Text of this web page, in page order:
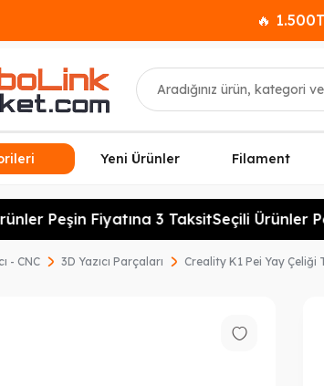
🔥
Ara
Yeni Ürünler Filament
Peşin Fiyatına 3 TaksitSeçili Ürünler
- CNC 3D Yazıcı Parçaları Creality K1 Pei Yay Çeliği